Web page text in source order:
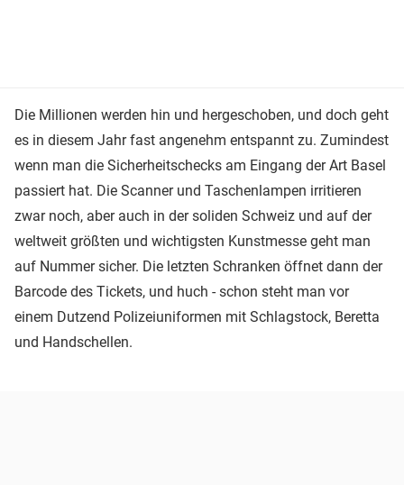
Die Millionen werden hin und hergeschoben, und doch geht
es in diesem Jahr fast angenehm entspannt zu. Zumindest
wenn man die Sicherheitschecks am Eingang der Art Basel
passiert hat. Die Scanner und Taschenlampen irritieren
zwar noch, aber auch in der soliden Schweiz und auf der
weltweit größten und wichtigsten Kunstmesse geht man
auf Nummer sicher. Die letzten Schranken öffnet dann der
Barcode des Tickets, und huch - schon steht man vor
einem Dutzend Polizeiuniformen mit Schlagstock, Beretta
und Handschellen.